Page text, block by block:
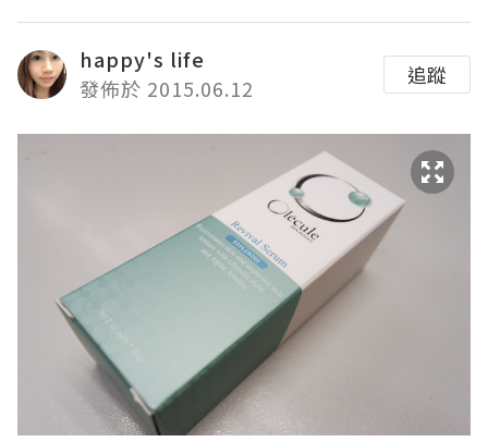
happy's life
發佈於 2015.06.12
追蹤